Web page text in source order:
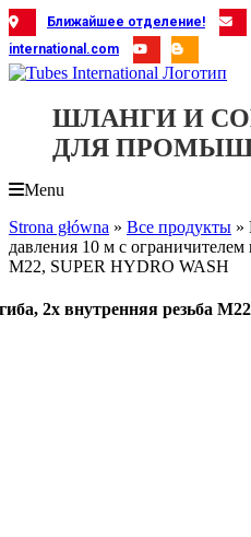
Skip
to
content
Ближайшее отделение!
international.com
ШЛАНГИ И
ДЛЯ
Menu
Strona główna » Все продукты »
давления 10 м с ограничителем
M22, SUPER HYDRO WASH
2x внутренняя резьба